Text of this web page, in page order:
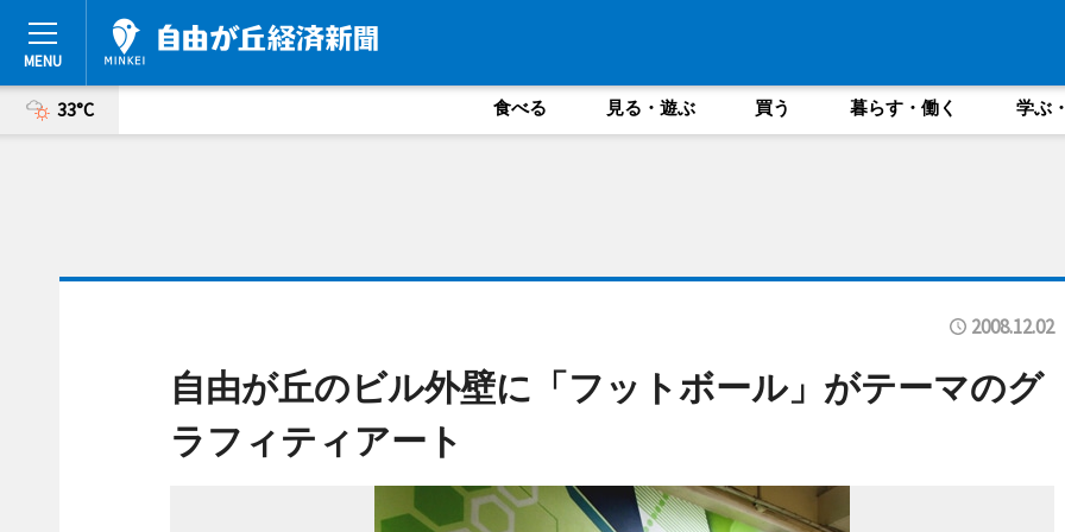
33°C 食べる 見る・遊ぶ 買う 暮らす・働く 学ぶ
2008.12.02
自由が丘のビル外壁に「フットボール」がテーマのグ
ラフィティアート